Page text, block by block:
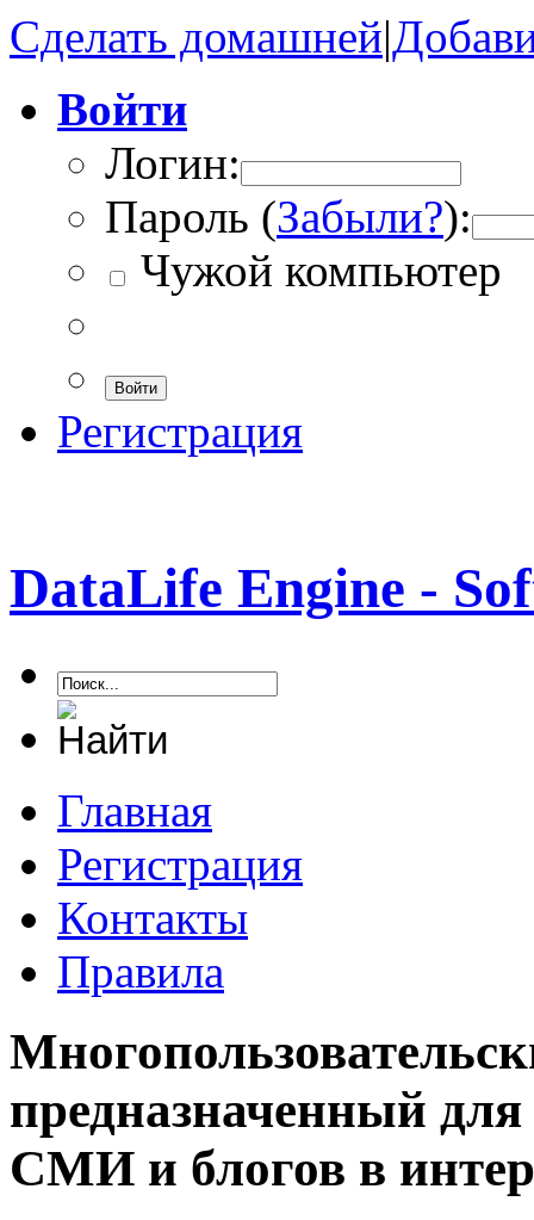
Сделать домашней|
Войти
Логин:
Пароль (Забыли?):
Чужой компьютер
Войти
Регистрация
DataLife Engine -
Главная
Регистрация
Контакты
Правила
предназначенный
СМИ и блогов в